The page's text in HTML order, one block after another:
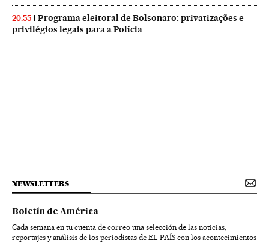
20:55
Programa eleitoral de Bolsonaro: privatizações e
privilégios legais para a Polícia
NEWSLETTERS
Boletín de América
Cada semana en tu cuenta de correo una selección de las noticias,
reportajes y análisis de los periodistas de EL PAÍS con los acontecimientos